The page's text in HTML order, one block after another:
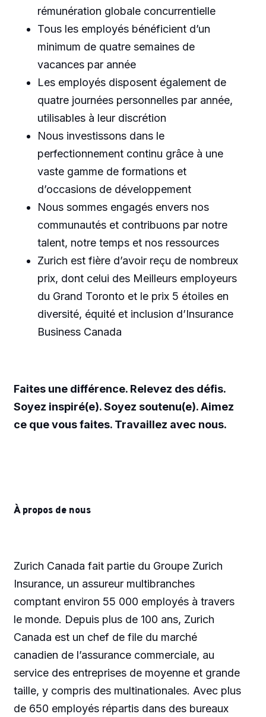
rémunération globale concurrentielle
Tous les employés bénéficient d’un
minimum de quatre semaines de
vacances par année
Les employés disposent également de
quatre journées personnelles par année,
utilisables à leur discrétion
Nous investissons dans le
perfectionnement continu grâce à une
vaste gamme de formations et
d’occasions de développement
Nous sommes engagés envers nos
communautés et contribuons par notre
talent, notre temps et nos ressources
Zurich est fière d’avoir reçu de nombreux
prix, dont celui des Meilleurs employeurs
du Grand Toronto et le prix 5 étoiles en
diversité, équité et inclusion d’Insurance
Business Canada
Faites une différence. Relevez des défis.
Soyez inspiré(e). Soyez soutenu(e). Aimez
ce que vous faites. Travaillez avec nous.
À propos de nous
Zurich Canada fait partie du Groupe Zurich
Insurance, un assureur multibranches
comptant environ 55 000 employés à travers
le monde. Depuis plus de 100 ans, Zurich
Canada est un chef de file du marché
canadien de l’assurance commerciale, au
service des entreprises de moyenne et grande
taille, y compris des multinationales. Avec plus
de 650 employés répartis dans des bureaux